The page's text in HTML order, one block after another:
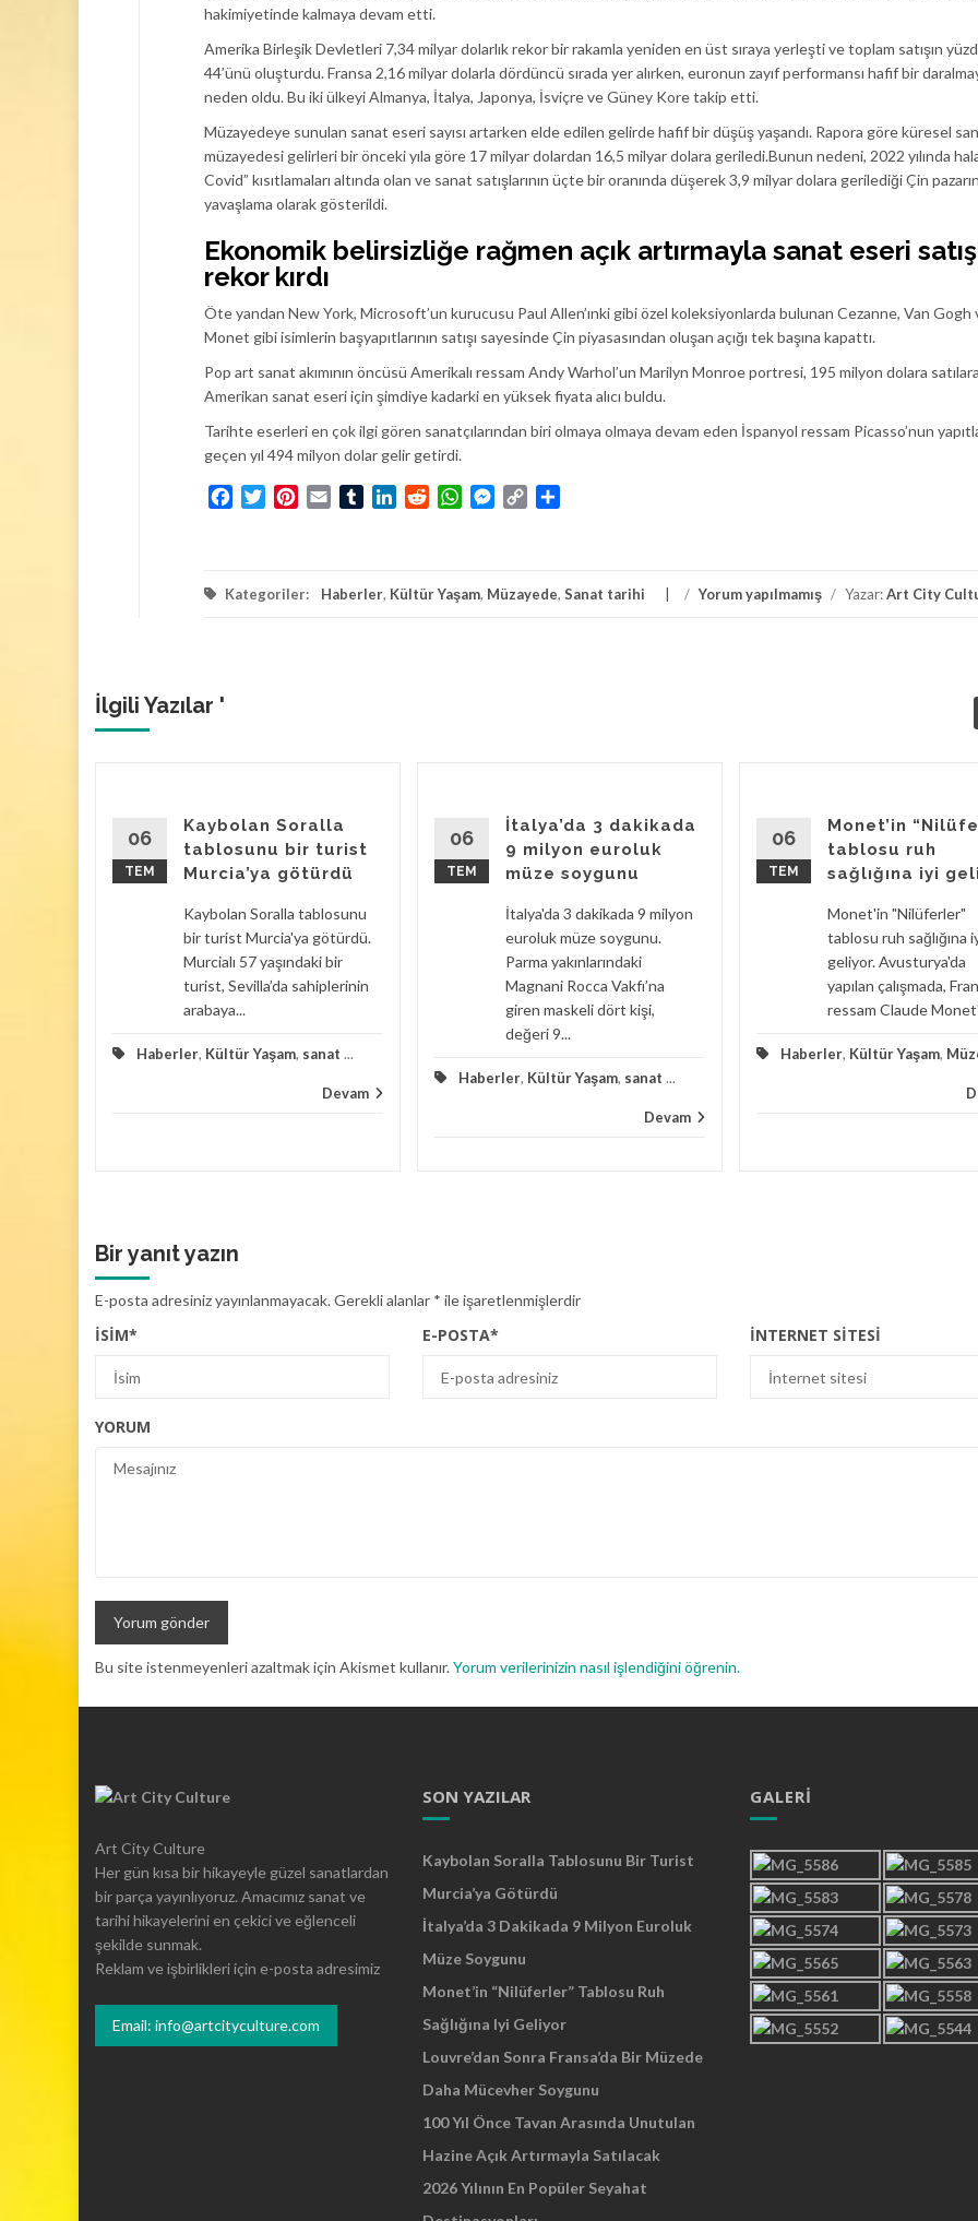
hakimiyetinde kalmaya devam etti.
Amerika Birleşik Devletleri 7,34 milyar dolarlık rekor bir rakamla yeniden en üst sıraya yerleşti ve toplam satışın
44’ünü oluşturdu. Fransa 2,16 milyar dolarla dördüncü sırada yer alırken, euronun zayıf performansı hafif bir
neden oldu. Bu iki ülkeyi Almanya, İtalya, Japonya, İsviçre ve Güney Kore takip etti.
Müzayedeye sunulan sanat eseri sayısı artarken elde edilen gelirde hafif bir düşüş yaşandı. Rapora göre küresel
müzayedesi gelirleri bir önceki yıla göre 17 milyar dolardan 16,5 milyar dolara geriledi.Bunun nedeni, 2022 yılında hala
Covid” kısıtlamaları altında olan ve sanat satışlarının üçte bir oranında düşerek 3,9 milyar dolara gerilediği Çin
yavaşlama olarak gösterildi.
Ekonomik belirsizliğe rağmen açık artırmayla sanat eseri
rekor kırdı
Öte yandan New York, Microsoft’un kurucusu Paul Allen’ınki gibi özel koleksiyonlarda bulunan Cezanne, Van Gogh
Monet gibi isimlerin başyapıtlarının satışı sayesinde Çin piyasasından oluşan açığı tek başına kapattı.
Pop art sanat akımının öncüsü Amerikalı ressam Andy Warhol’un Marilyn Monroe portresi, 195 milyon dolara
Amerikan sanat eseri için şimdiye kadarki en yüksek fiyata alıcı buldu.
Tarihte eserleri en çok ilgi gören sanatçılarından biri olmaya olmaya devam eden İspanyol ressam Picasso’nun
geçen yıl 494 milyon dolar gelir getirdi.
FacebookTwitterPinterest
Email TumblrLinkedInRedditWhatsApp
Messenger
Copy
Kategoriler: Haberler, Kültür Yaşam, Müzayede, Sanat tarihi / Yorum yapılmamış / Yazar:Art City
İlgili Yazılar '
06
TEM
Kaybolan Soralla
tablosunu bir turist
Murcia’ya götürdü
Kaybolan Soralla tablosunu
bir turist Murcia'ya götürdü.
Murcialı 57 yaşındaki bir
turist, Sevilla’da sahiplerinin
arabaya...
Haberler, Kültür Yaşam, sanat ...
Devam
06
TEM
İtalya’da 3 dakikada
9 milyon euroluk
müze soygunu
İtalya'da 3 dakikada 9 milyon
euroluk müze soygunu.
Parma yakınlarındaki
Magnani Rocca Vakfı’na
giren maskeli dört kişi,
değeri 9...
Haberler, Kültür Yaşam, sanat ...
Devam
06
TEM
Monet’in
tablosu ruh
sağlığına iyi
Monet'in "Nilüferler"
tablosu ruh sağlığına
geliyor. Avusturya'da
yapılan çalışmada,
ressam Claude
Haberler, Kültür Yaşam,
Bir yanıt yazın
E-posta adresiniz yayınlanmayacak.Gerekli alanlar * ile işaretlenmişlerdir
İSIM* E-POSTA* İNTERNET SITESI
YORUM
Bu site istenmeyenleri azaltmak için Akismet kullanır.Yorum verilerinizin nasıl işlendiğini öğrenin.
Art City Culture
Her gün kısa bir hikayeyle güzel sanatlardan
bir parça yayınlıyoruz. Amacımız sanat ve
tarihi hikayelerini en çekici ve eğlenceli
şekilde sunmak.
Reklam ve işbirlikleri için e-posta adresimiz
Email: info@artcityculture.com
SON YAZILAR
Kaybolan Soralla Tablosunu Bir Turist
Murcia’ya Götürdü
İtalya’da 3 Dakikada 9 Milyon Euroluk
Müze Soygunu
Monet’in “Nilüferler” Tablosu Ruh
Sağlığına Iyi Geliyor
Louvre’dan Sonra Fransa’da Bir Müzede
Daha Mücevher Soygunu
100 Yıl Önce Tavan Arasında Unutulan
Hazine Açık Artırmayla Satılacak
2026 Yılının En Popüler Seyahat
GALERI